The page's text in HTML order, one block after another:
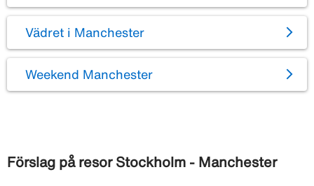
Vädret i Manchester
Weekend Manchester
Förslag på resor Stockholm - Manchester